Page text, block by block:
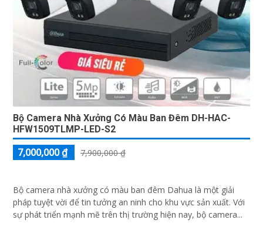
Bộ Camera Nhà Xưởng Có Màu Ban Đêm DH-HAC-
HFW1509TLMP-LED-S2
7,000,000 ₫ 7,900,000 ₫
Bộ camera nhà xưởng có màu ban đêm Dahua là một giải
pháp tuyệt vời để tin tưởng an ninh cho khu vực sản xuất. Với
sự phát triển mạnh mẽ trên thị trường hiện nay, bộ camera...